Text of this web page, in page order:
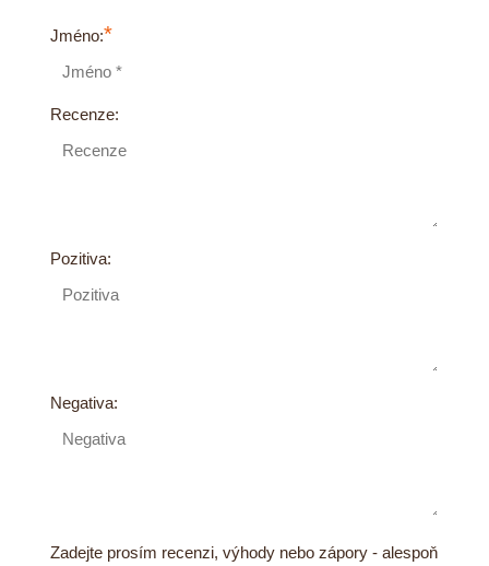
Jméno:*
Recenze:
Pozitiva:
Negativa:
Zadejte prosím recenzi, výhody nebo zápory - alespoň